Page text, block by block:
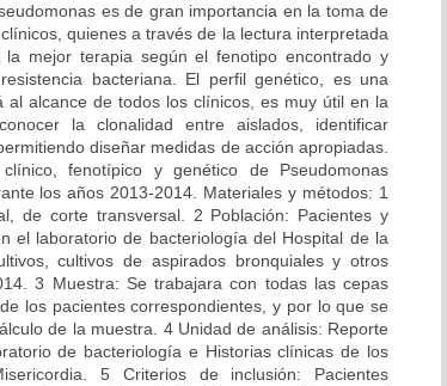
es de gran importancia en la toma de
quienes a través de la lectura interpretada
mejor terapia según el fenotipo encontrado y
bacteriana. El perfil genético, es una
alcance de todos los clínicos, es muy útil en la
la clonalidad entre aislados, identificar
diseñar medidas de acción apropiadas.
fenotípico y genético de Pseudomonas
los años 2013-2014. Materiales y métodos: 1
de corte transversal. 2 Población: Pacientes y
el laboratorio de bacteriología del Hospital de la
cultivos de aspirados bronquiales y otros
3 Muestra: Se trabajara con todas las cepas
los pacientes correspondientes, y por lo que se
de la muestra. 4 Unidad de análisis: Reporte
de bacteriología e Historias clínicas de los
5 Criterios de inclusión: Pacientes